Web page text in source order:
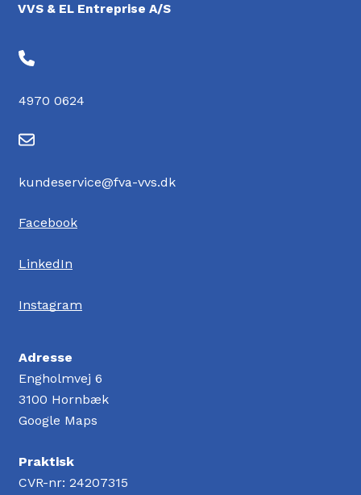
VVS & EL Entreprise A/S
4970 0624
kundeservice@fva-vvs.dk
Facebook
LinkedIn
Instagram
Adresse
Engholmvej 6
3100 Hornbæk
Google Maps
Praktisk
CVR-nr: 24207315